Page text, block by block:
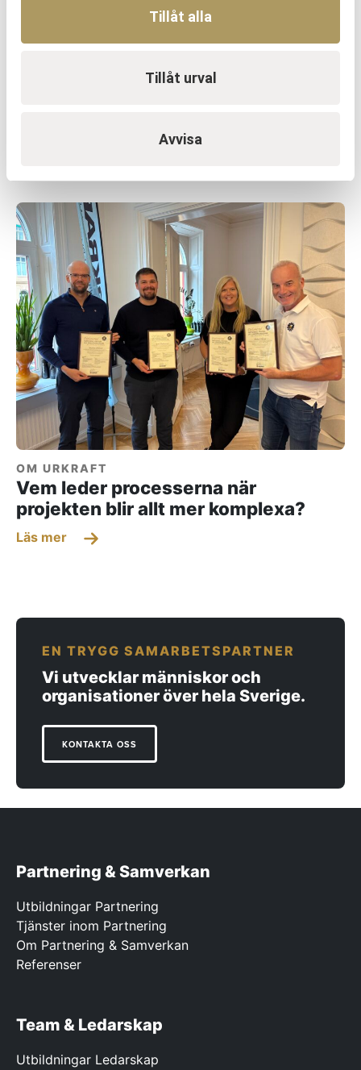
Tillåt alla
Tillåt urval
Avvisa
mervärde i strategisk partnering
OM URKRAFT
Vem leder processerna när
projekten blir allt mer komplexa?
Läs mer
EN TRYGG SAMARBETSPARTNER
Vi utvecklar människor och
organisationer över hela Sverige.
KONTAKTA OSS
Partnering & Samverkan
Utbildningar Partnering
Tjänster inom Partnering
Om Partnering & Samverkan
Referenser
Team & Ledarskap
Utbildningar Ledarskap